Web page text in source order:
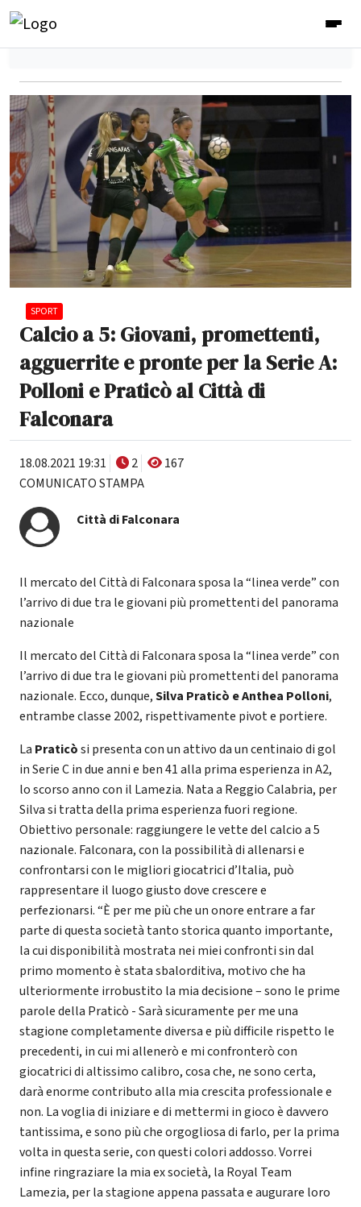
SPORT
Calcio a 5: Giovani, promettenti,
agguerrite e pronte per la Serie A:
Polloni e Praticò al Città di
Falconara
18.08.2021 19:31 2
167
COMUNICATO STAMPA
Città di Falconara
Il mercato del Città di Falconara sposa la “linea verde” con
l’arrivo di due tra le giovani più promettenti del panorama
nazionale
Il mercato del Città di Falconara sposa la “linea verde” con
l’arrivo di due tra le giovani più promettenti del panorama
nazionale. Ecco, dunque,Silva Praticò e Anthea Polloni,
entrambe classe 2002, rispettivamente pivot e portiere.
La Praticòsi presenta con un attivo da un centinaio di gol
in Serie C in due anni e ben 41 alla prima esperienza in A2,
lo scorso anno con il Lamezia. Nata a Reggio Calabria, per
Silva si tratta della prima esperienza fuori regione.
Obiettivo personale: raggiungere le vette del calcio a 5
nazionale. Falconara, con la possibilità di allenarsi e
confrontarsi con le migliori giocatrici d’Italia, può
rappresentare il luogo giusto dove crescere e
perfezionarsi. “È per me più che un onore entrare a far
parte di questa società tanto storica quanto importante,
la cui disponibilità mostrata nei miei confronti sin dal
primo momento è stata sbalorditiva, motivo che ha
ulteriormente irrobustito la mia decisione – sono le prime
parole della Praticò - Sarà sicuramente per me una
stagione completamente diversa e più difficile rispetto le
precedenti, in cui mi allenerò e mi confronterò con
giocatrici di altissimo calibro, cosa che, ne sono certa,
darà enorme contributo alla mia crescita professionale e
non. La voglia di iniziare e di mettermi in gioco è davvero
tantissima, e sono più che orgogliosa di farlo, per la prima
volta in questa serie, con questi colori addosso. Vorrei
infine ringraziare la mia ex società, la Royal Team
Lamezia, per la stagione appena passata e augurare loro